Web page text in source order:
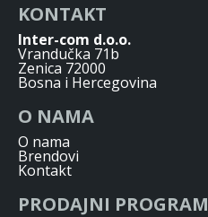
KONTAKT
Inter-com d.o.o.
Vrandučka 71b
Zenica 72000
Bosna i Hercegovina
O NAMA
O nama
Brendovi
Kontakt
PRODAJNI PROGRAM